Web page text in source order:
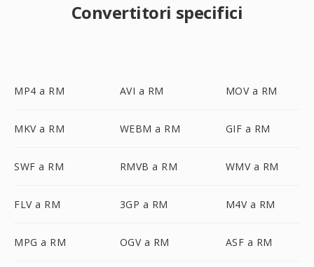
Convertitori specifici
MP4 a RM AVI a RM MOV a RM
MKV a RM WEBM a RM GIF a RM
SWF a RM RMVB a RM WMV a RM
FLV a RM 3GP a RM M4V a RM
MPG a RM OGV a RM ASF a RM